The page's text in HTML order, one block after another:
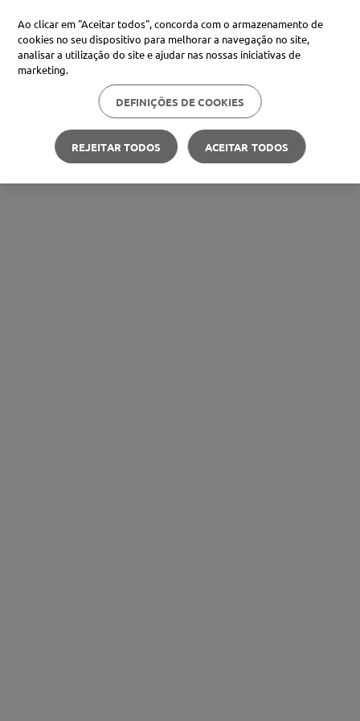
Ao clicar em "Aceitar todos", concorda com o armazenamento de
cookies no seu dispositivo para melhorar a navegação no site,
analisar a utilização do site e ajudar nas nossas iniciativas de
marketing.
DEFINIÇÕES DE COOKIES
REJEITAR TODOS ACEITAR TODOS